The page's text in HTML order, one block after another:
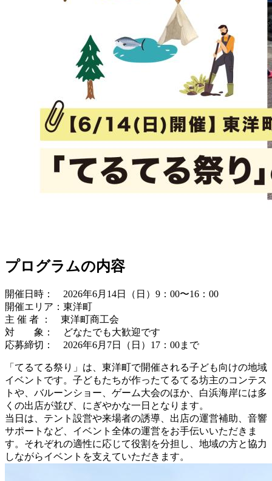
プログラムの内容
開催日時： 2026年6月14日（日）9：00〜16：00
開催エリア：東洋町
主 催 者 ： 東洋町商工会
対 象： どなたでも大歓迎です
応募締切： 2026年6月7日（日）17：00まで
「てるてる祭り」は、東洋町で開催される子ども向けの地域
イベントです。子どもたちが作ったてるてる坊主のコンテス
トや、バルーンショー、ゲーム大会のほか、白浜海岸には多
くの出店が並び、にぎやかな一日となります。
当日は、テント設営や来場者の誘導、出店の運営補助、音響
サポートなど、イベント全体の運営をお手伝いいただきま
す。それぞれの適性に応じて役割を分担し、地域の方と協力
しながらイベントを支えていただきます。